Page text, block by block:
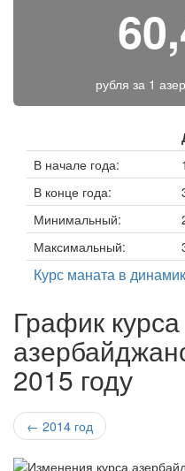
рубля за 1
В начале года:
В конце года:
Минимальный:
Максимальный:
Курс маната в
График курса
2015 году
← 2014 год